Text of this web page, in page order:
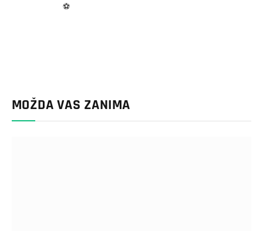
⚽
MOŽDA VAS ZANIMA